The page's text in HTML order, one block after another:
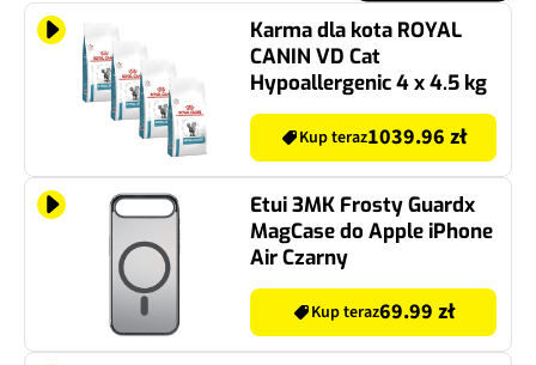
Karma dla kota ROYAL
CANIN VD Cat
Hypoallergenic 4 x 4.5 kg
Kup teraz1039.96 zł
Etui 3MK Frosty Guardx
MagCase do Apple iPhone
Air Czarny
Kup teraz69.99 zł